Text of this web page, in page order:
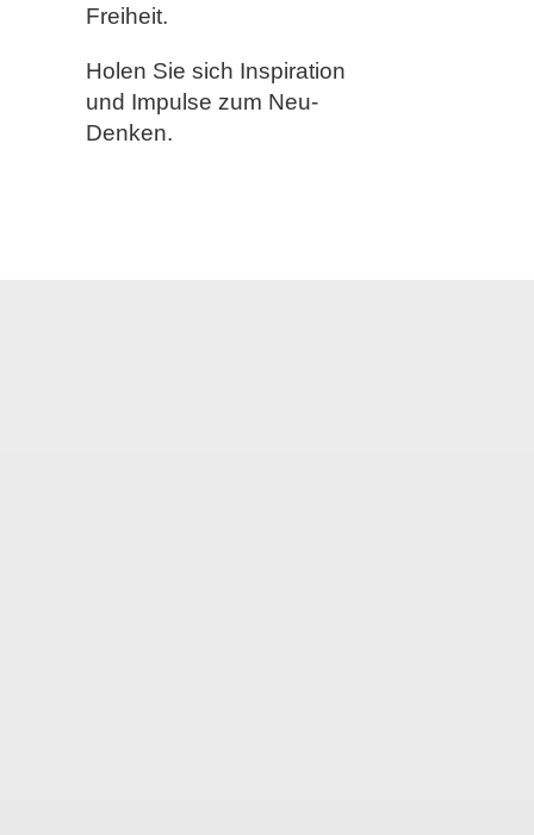
Freiheit.
Holen Sie sich Inspiration
und Impulse zum Neu-
Denken.